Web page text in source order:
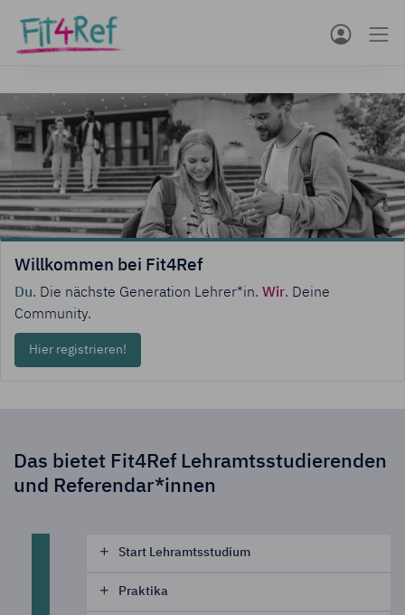
Willkommen bei Fit4Ref
Du. Die nächste Generation Lehrer*in. Wir. Deine
Community.
Hier registrieren!
Das bietet Fit4Ref Lehramtsstudierenden
und Referendar*innen
Start Lehramtsstudium
Praktika